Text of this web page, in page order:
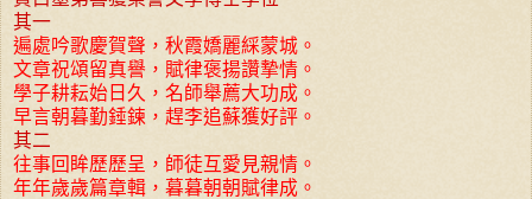
其一
遍處吟歌慶賀聲，秋霞嬌麗綵蒙城。
文章祝頌留真譽，賦律褒揚讚摯情。
學子耕耘始日久，名師舉薦大功成。
早言朝暮勤錘鍊，趕李追蘇獲好評。
其二
往事回眸歷歷呈，師徒互愛見親情。
年年歲歲篇章輯，暮暮朝朝賦律成。